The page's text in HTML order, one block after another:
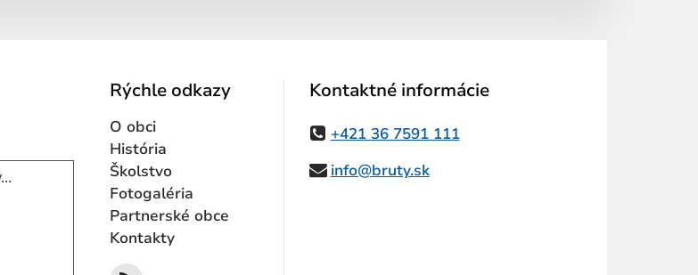
Text vašej správy...
Rýchle odkazy
O obci
História
Školstvo
Fotogaléria
Partnerské obce
Kontakty
Kontaktné informácie
+421 36 7591 111
info@bruty.sk